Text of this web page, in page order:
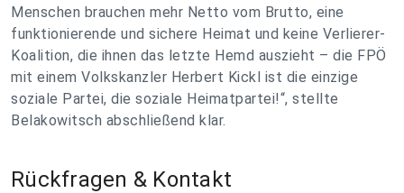
Menschen brauchen mehr Netto vom Brutto, eine
funktionierende und sichere Heimat und keine Verlierer-
Koalition, die ihnen das letzte Hemd auszieht – die FPÖ
mit einem Volkskanzler Herbert Kickl ist die einzige
soziale Partei, die soziale Heimatpartei!“, stellte
Belakowitsch abschließend klar.
Rückfragen & Kontakt